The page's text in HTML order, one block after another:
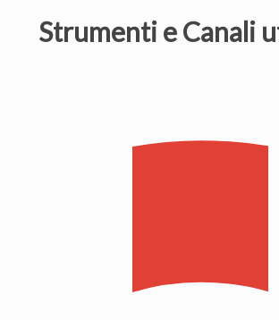
Strumenti e Canali